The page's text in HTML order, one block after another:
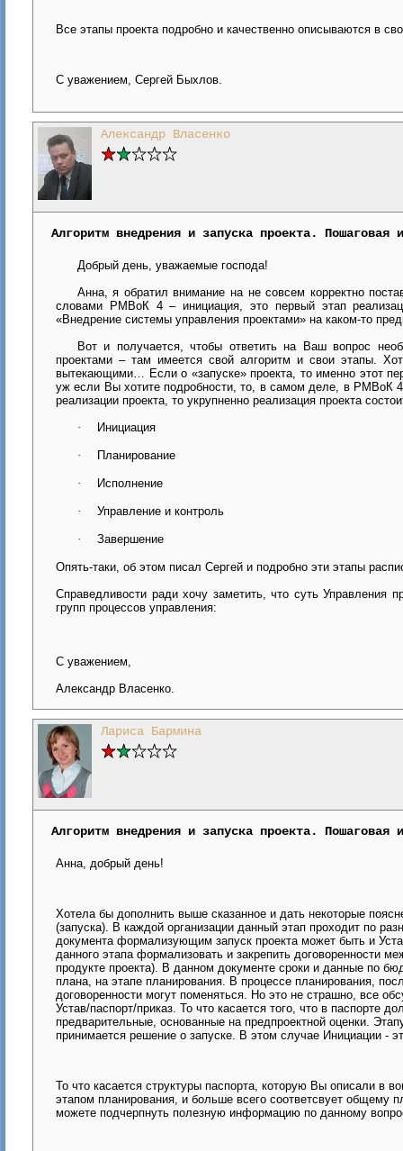
Все этапы проекта подробно и качественно описываются в
С уважением, Сергей Быхлов.
Александр Власенко
Алгоритм внедрения и запуска проекта. Пошаговая
Добрый день, уважаемые господа!
Анна, я обратил внимание на не совсем корректно
словами
РМВоК 4 – инициация, это первый этап
«Внедрение системы управления проектами» на каком-то
Вот и получается, чтобы ответить на Ваш вопрос
проектами – там имеется свой алгоритм и свои этапы.
вытекающими… Если о «запуске» проекта, то именно этот
уж если Вы хотите подробности, то, в самом деле, в РМВоК 4
реализации проекта, то укрупненно реализация проекта
·
Инициация
· Планирование
· Исполнение
· Управление и контроль
· Завершение
Опять-таки, об этом писал Сергей и подробно эти этапы
Справедливости ради хочу заметить, что суть Управления
групп процессов управления:
С уважением,
Александр Власенко.
Лариса Бармина
Алгоритм внедрения и запуска проекта. Пошаговая
Анна, добрый день!
Хотела бы дополнить выше сказанное и дать некоторые
(запуска). В каждой организации данный этап проходит по
документа формализующим запуск проекта может быть и
данного этапа формализовать и закрепить договоренности
продукте проекта). В данном документе сроки и данные по
плана, на этапе планирования. В процессе планирования,
договоренности могут поменяться. Но это не страшно, все
Устав/паспорт/приказ. То что касается того, что в паспорте
предварительные, основанные на предпроектной оценки.
принимается решение о запуске. В этом случае Инициации -
То что касается структуры паспорта, которую Вы описали в
этапом планирования, и больше всего соответсвует общему
можете подчерпнуть полезную информацию по данному